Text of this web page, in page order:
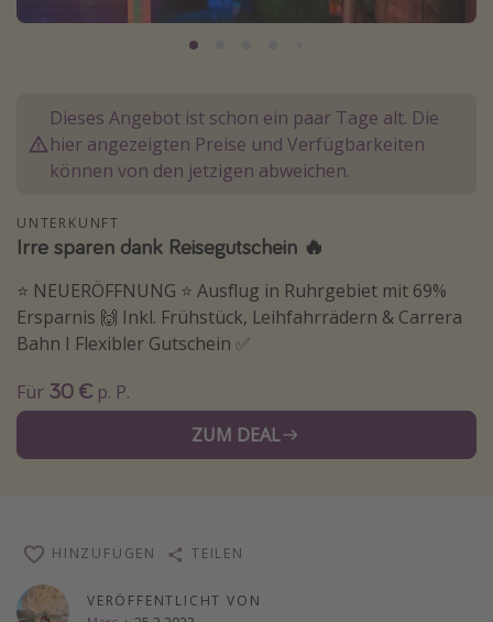
Normandie Urlaub
Kefalonia Urlaub
Krabi Urlaub
Sri Lanka Rundreise
Reisethemen
Alle Reisethemen
Wellnessurlaub
Disneyland Paris
Singlereisen
Strandurlaub
Dieses Angebot ist schon ein paar Tage alt. Die
hier angezeigten Preise und Verfügbarkeiten
können von den jetzigen abweichen.
UNTERKUNFT
Irre sparen dank Reisegutschein 🔥
⭐️ NEUERÖFFNUNG ⭐️ Ausflug in Ruhrgebiet mit 69%
Ersparnis 🙌 Inkl. Frühstück, Leihfahrrädern & Carrera
Bahn I Flexibler Gutschein ✅
Für 30 € p. P.
ZUM DEAL
VERÖFFENTLICHT VON
HINZUFÜGEN TEILEN